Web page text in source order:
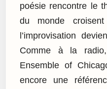
poésie rencontre le
du monde
l’improvisation
Comme à la
Ensemble of
encore une